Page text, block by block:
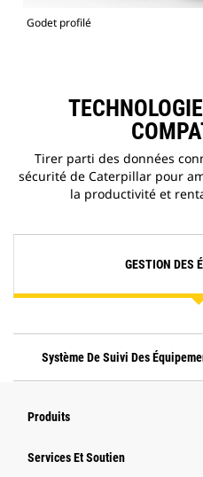
Godet profilé
Tirer parti des données
sécurité de Caterpillar pour
la productivité et
GESTION DES
Système De Suivi Des
Produits
Services Et Soutien